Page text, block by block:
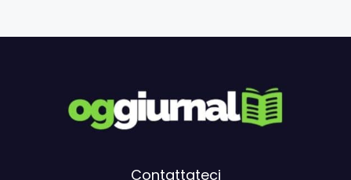
Contattateci